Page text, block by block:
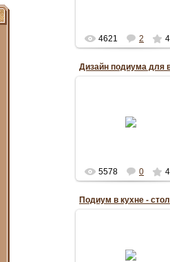
4621 2
5578 0